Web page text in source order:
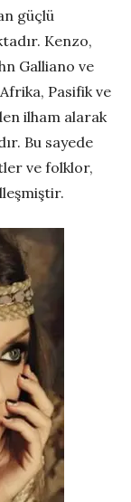
güçlü
Kenzo,
Galliano ve
Pasifik ve
ilham alarak
Bu sayede
ve folklor,